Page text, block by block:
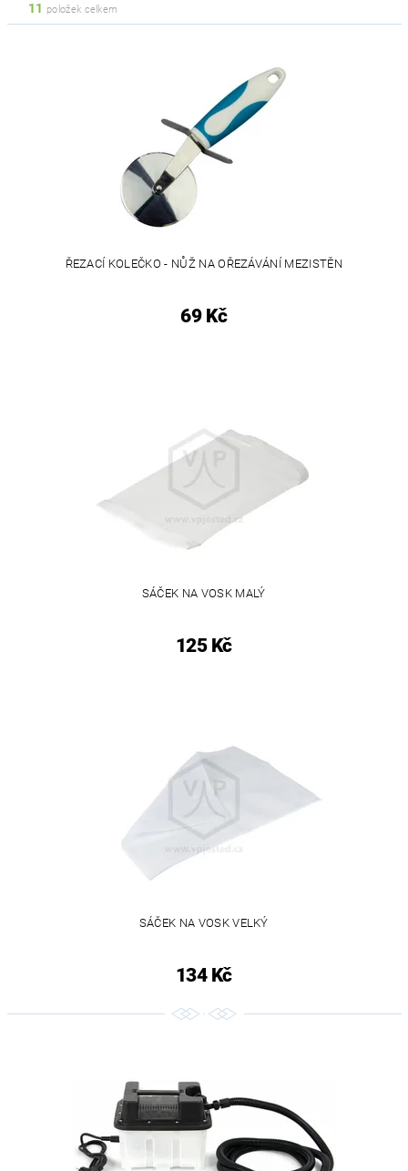
11 položek celkem
ŘEZACÍ KOLEČKO - NŮŽ NA OŘEZÁVÁNÍ MEZISTĚN
69 Kč
SÁČEK NA VOSK MALÝ
125 Kč
SÁČEK NA VOSK VELKÝ
134 Kč